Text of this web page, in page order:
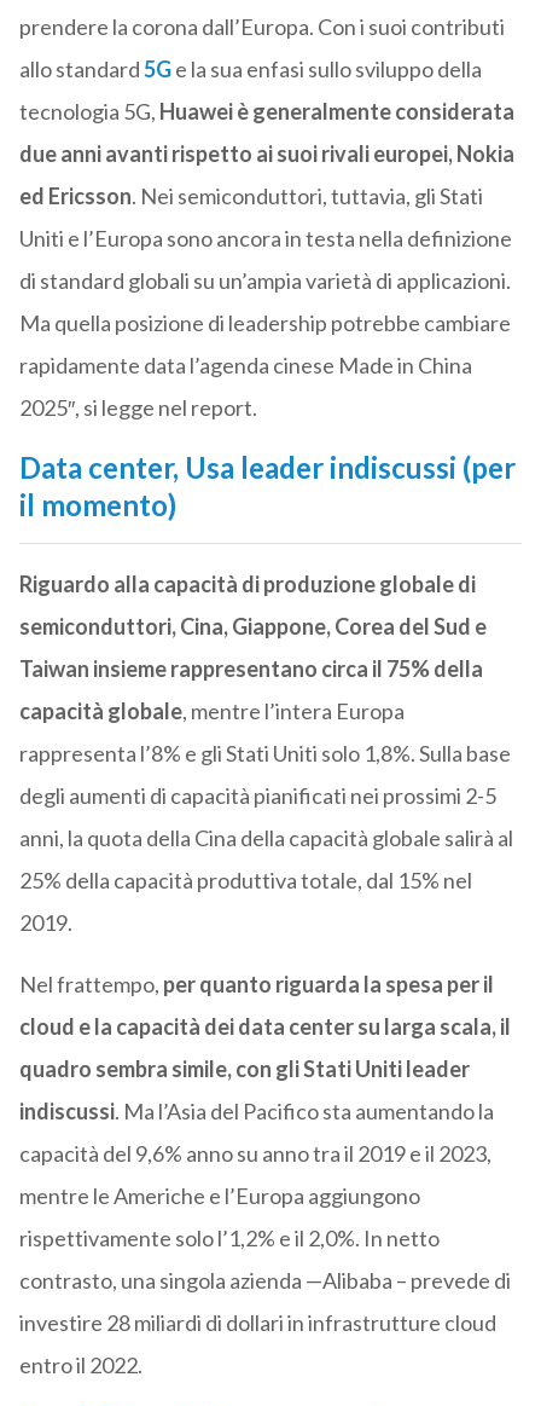
prendere la corona dall’Europa. Con i suoi contributi
allo standard5Ge la sua enfasi sullo sviluppo della
tecnologia 5G, Huawei è generalmente considerata
due anni avanti rispetto ai suoi rivali europei, Nokia
ed Ericsson. Nei semiconduttori, tuttavia, gli Stati
Uniti e l’Europa sono ancora in testa nella definizione
di standard globali su un’ampia varietà di applicazioni.
Ma quella posizione di leadership potrebbe cambiare
rapidamente data l’agenda cinese Made in China
2025″, si legge nel report.
Data center, Usa leader indiscussi (per
il momento)
Riguardo alla capacità di produzione globale di
semiconduttori, Cina, Giappone, Corea del Sud e
Taiwan insieme rappresentano circa il 75% della
capacità globale, mentre l’intera Europa
rappresenta l’8% e gli Stati Uniti solo 1,8%. Sulla base
degli aumenti di capacità pianificati nei prossimi 2-5
anni, la quota della Cina della capacità globale salirà al
25% della capacità produttiva totale, dal 15% nel
2019.
Nel frattempo, per quanto riguarda la spesa per il
cloud e la capacità dei data center su larga scala, il
quadro sembra simile, con gli Stati Uniti leader
indiscussi. Ma l’Asia del Pacifico sta aumentando la
capacità del 9,6% anno su anno tra il 2019 e il 2023,
mentre le Americhe e l’Europa aggiungono
rispettivamente solo l’1,2% e il 2,0%. In netto
contrasto, una singola azienda —Alibaba – prevede di
investire 28 miliardi di dollari in infrastrutture cloud
entro il 2022.